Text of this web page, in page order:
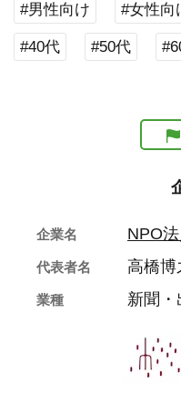
#男性向け #女性向
#40代 #50代
企業名 NPO
代表者名 高橋博
業種 新聞・